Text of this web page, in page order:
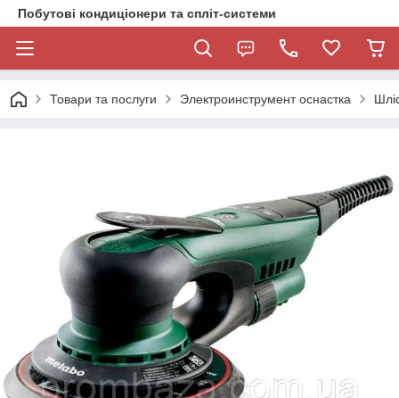
Побутові кондиціонери та спліт-системи
Товари та послуги Электроинструмент оснастка